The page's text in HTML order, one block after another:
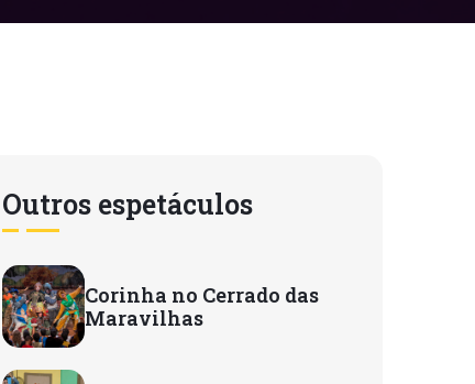
Outros espetáculos
Corinha no Cerrado das
Maravilhas